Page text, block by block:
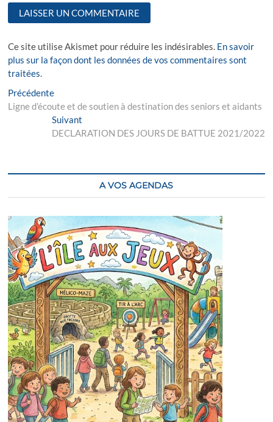
Ce site utilise Akismet pour réduire les indésirables. En savoir
plus sur la façon dont les données de vos commentaires sont
traitées.
Navigation
de
l’article
PrécédentePrevious
post:
Ligne d’écoute et de soutien à destination des seniors et aidants
SuivantNext
post:
DECLARATION DES JOURS DE BATTUE 2021/2022
A VOS AGENDAS